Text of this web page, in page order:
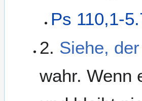
Ps 110,1-
2. Siehe,
wahr. Wenn